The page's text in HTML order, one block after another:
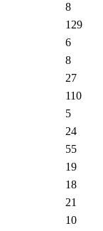
8
129
6
8
27
110
5
24
55
19
18
21
10